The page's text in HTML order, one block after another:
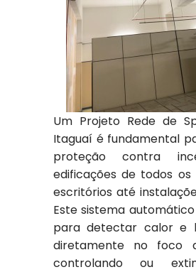
Um Projeto Rede de
Itaguaí é fundamental
proteção contra
edificações de todos os
escritórios até
Este sistema
para detectar calor e
diretamente no foco
controlando ou